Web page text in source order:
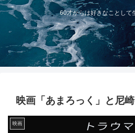
60才からは好きなことし
映画「あまろっく」と尼
映画